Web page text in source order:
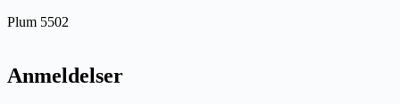
Plum 5502
Anmeldelser